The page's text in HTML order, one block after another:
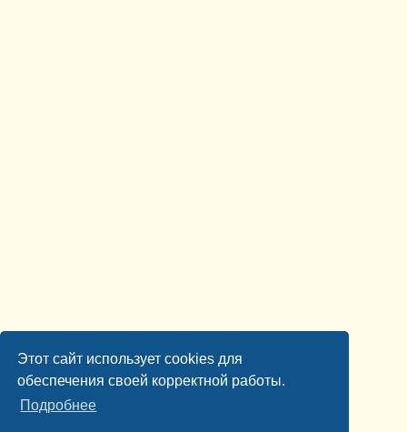
Этот сайт использует cookies для
обеспечения своей корректной работы.
Подробнее